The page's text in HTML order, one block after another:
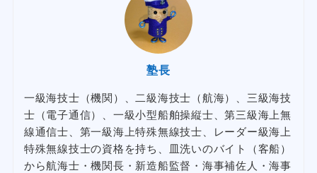
塾長
一級海技士（機関）、二級海技士（航海）、三級海技
士（電子通信）、一級小型船舶操縦士、第三級海上無
線通信士、第一級海上特殊無線技士、レーダー級海上
特殊無線技士の資格を持ち、皿洗いのバイト（客船）
から航海士・機関長・新造船監督・海事補佐人・海事